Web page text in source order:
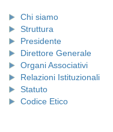
Chi siamo
Struttura
Presidente
Direttore Generale
Organi Associativi
Relazioni Istituzionali
Statuto
Codice Etico